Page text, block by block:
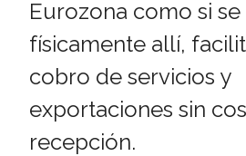
Eurozona como si
físicamente allí,
cobro de servicios y
exportaciones sin
recepción.